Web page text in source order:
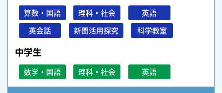
算数・国語 理科・社会
英語
英会話
新聞活用探究 科学教室
中学生
数学・国語 理科・社会 英語